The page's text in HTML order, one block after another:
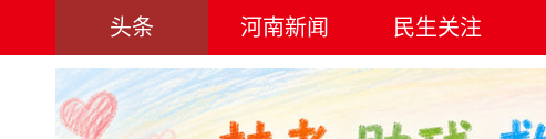
头条 河南新闻 民生关注